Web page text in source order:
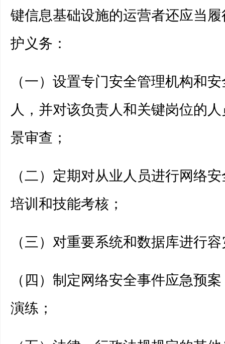
键信息基础设施的运营者还应当
护义务：
（一）设置专门安全管理机构和
人，并对该负责人和关键岗位的
景审查；
（二）定期对从业人员进行网络
培训和技能考核；
（三）对重要系统和数据库进行
（四）制定网络安全事件应急预
演练；